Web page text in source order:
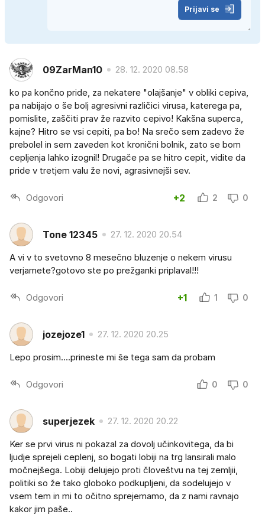
Prijavi se
09ZarMan10 28. 12. 2020 08.58
ko pa končno pride, za nekatere "olajšanje" v obliki cepiva,
pa nabijajo o še bolj agresivni različici virusa, katerega pa,
pomislite, zaščiti prav že razvito cepivo! Kakšna superca,
kajne? Hitro se vsi cepiti, pa bo! Na srečo sem zadevo že
prebolel in sem zaveden kot kronični bolnik, zato se bom
cepljenja lahko izognil! Drugače pa se hitro cepit, vidite da
pride v tretjem valu že novi, agrasivnejši sev.
Odgovori +2 2 0
Tone 12345 27. 12. 2020 20.54
A vi v to svetovno 8 mesečno bluzenje o nekem virusu
verjamete?gotovo ste po prežganki priplaval!!!
Odgovori +1 1 0
jozejoze1 27. 12. 2020 20.25
Lepo prosim....prineste mi še tega sam da probam
Odgovori 0 0
superjezek 27. 12. 2020 20.22
Ker se prvi virus ni pokazal za dovolj učinkovitega, da bi
ljudje sprejeli ceplenj, so bogati lobiji na trg lansirali malo
močnejšega. Lobiji delujejo proti človeštvu na tej zemljii,
politiki so že tako globoko podkupljeni, da sodelujejo v
vsem tem in mi to očitno sprejemamo, da z nami ravnajo
kakor jim paše..